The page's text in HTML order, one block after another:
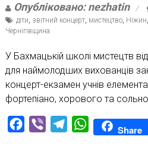
Опубліковано: nezhatin
діти, звітний концерт, мистецтво, Ніжин,
Чернігівщина
У Бахмацькій школі мистецтв
для наймолодших вихованців
концерт-екзамен учнів
фортепіано, хорового та
Facebook
Viber TelegramWhatsAppShare